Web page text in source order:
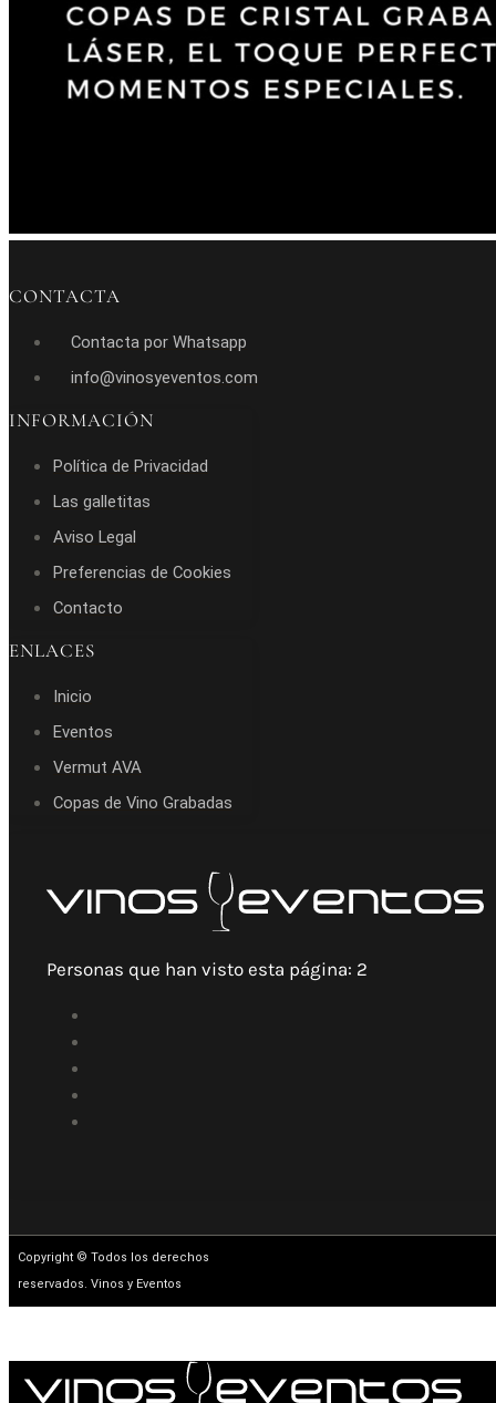
CONTACTA
Contacta por Whatsapp
info@vinosyeventos.com
INFORMACIÓN
Política de Privacidad
Las galletitas
Aviso Legal
Preferencias de Cookies
Contacto
ENLACES
Inicio
Eventos
Vermut AVA
Copas de Vino Grabadas
Personas que han visto esta página: 2
Copyright © Todos los derechos
reservados. Vinos y Eventos